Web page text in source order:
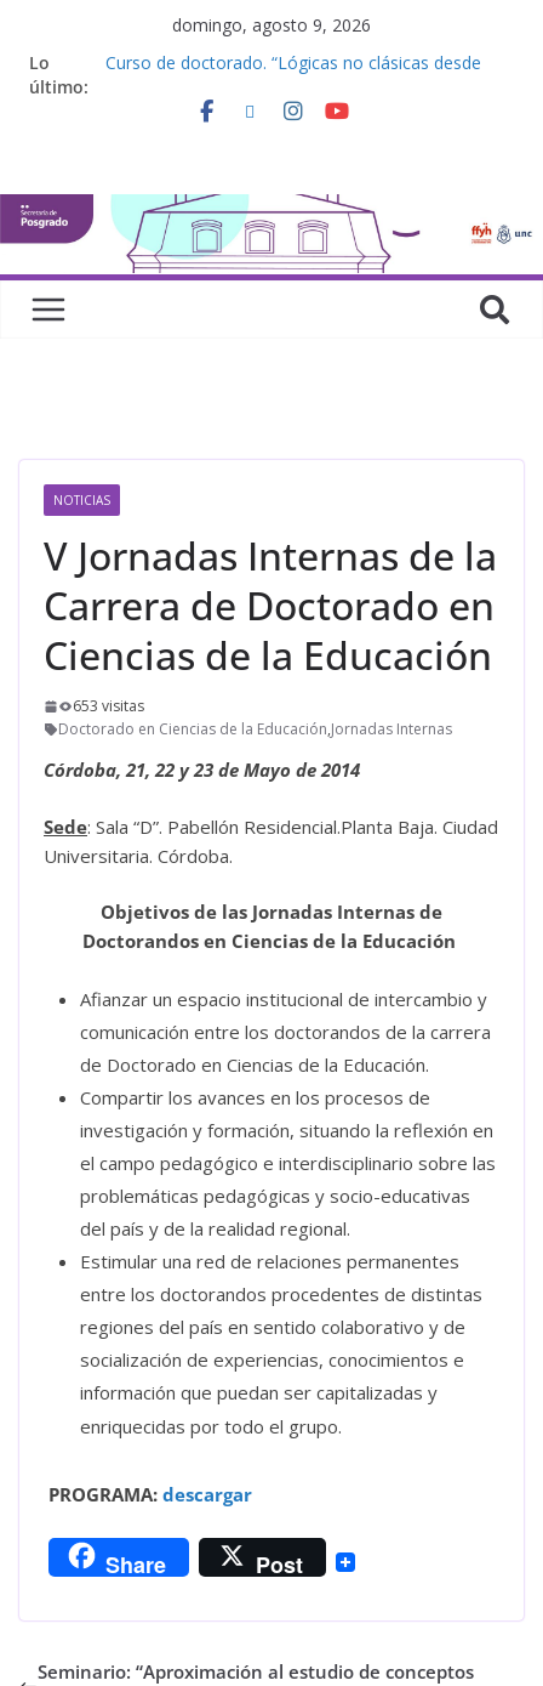
domingo, agosto 9, 2026
Lo
último:
Curso de doctorado. “Lógicas no clásicas desde
Seminario de posgrado. “Debates Actuales en
Curso de doctorado “Mirar, juzgar, sentir”
Defensas de Tesis y Trabajos Finales | Agosto
2026
NOTICIAS
V Jornadas Internas de la
Carrera de Doctorado en
Ciencias de la Educación
653 visitas
Doctorado en Ciencias de la Educación,Jornadas Internas
Córdoba, 21, 22 y 23 de Mayo de 2014
Sede: Sala “D”. Pabellón Residencial.Planta Baja. Ciudad
Universitaria. Córdoba.
Objetivos de las Jornadas Internas de
Doctorandos en Ciencias de la Educación
Afianzar un espacio institucional de intercambio y
comunicación entre los doctorandos de la carrera
de Doctorado en Ciencias de la Educación.
Compartir los avances en los procesos de
investigación y formación, situando la reflexión en
el campo pedagógico e interdisciplinario sobre las
problemáticas pedagógicas y socio-educativas
del país y de la realidad regional.
Estimular una red de relaciones permanentes
entre los doctorandos procedentes de distintas
regiones del país en sentido colaborativo y de
socialización de experiencias, conocimientos e
información que puedan ser capitalizadas y
enriquecidas por todo el grupo.
PROGRAMA: descargar
Share Post
Seminario: “Aproximación al estudio de conceptos